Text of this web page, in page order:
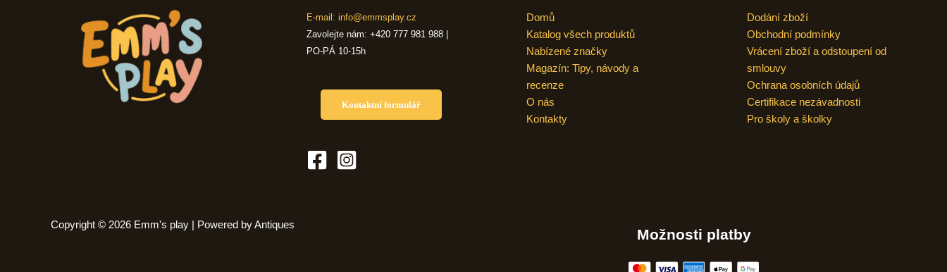
E-mail: info@emmsplay.cz
Zavolejte nám: +420 777 981 988 |
PO-PÁ 10-15h
Kontaktní formulář
Domů
Katalog všech produktů
Nabízené značky
Magazín: Tipy, návody a
recenze
O nás
Kontakty
Dodání zboží
Obchodní podmínky
Vrácení zboží a odstoupení od
smlouvy
Ochrana osobních údajů
Certifikace nezávadnosti
Pro školy a školky
Copyright © 2026 Emm's play | Powered by Antiques
Možnosti platby